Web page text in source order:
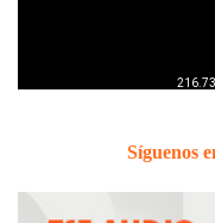
Síguenos